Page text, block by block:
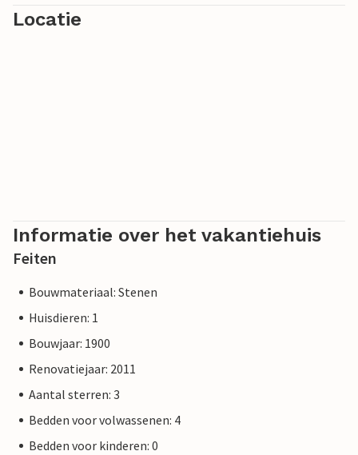
Locatie
Informatie over het vakantiehuis
Feiten
Bouwmateriaal: Stenen
Huisdieren: 1
Bouwjaar: 1900
Renovatiejaar: 2011
Aantal sterren: 3
Bedden voor volwassenen: 4
Bedden voor kinderen: 0